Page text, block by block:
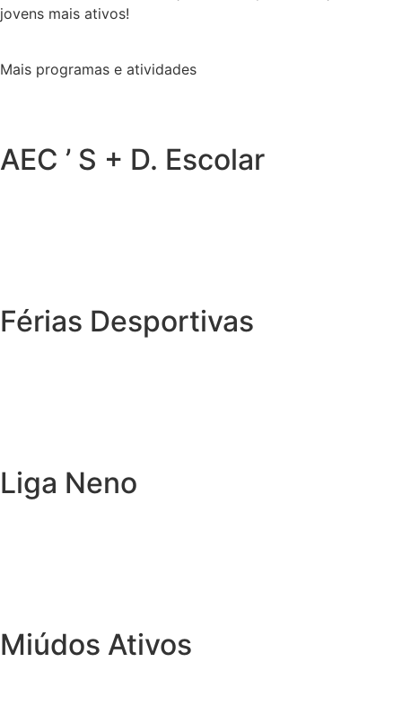
jovens mais ativos!
Mais programas e atividades
AEC ’ S + D. Escolar
Férias Desportivas
Liga Neno
Miúdos Ativos